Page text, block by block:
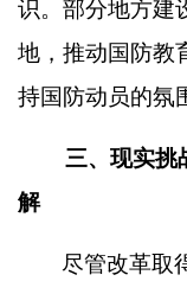
识。部分地方建
地，推动国防教
持国防动员的氛
三、现实挑战
解
尽管改革取